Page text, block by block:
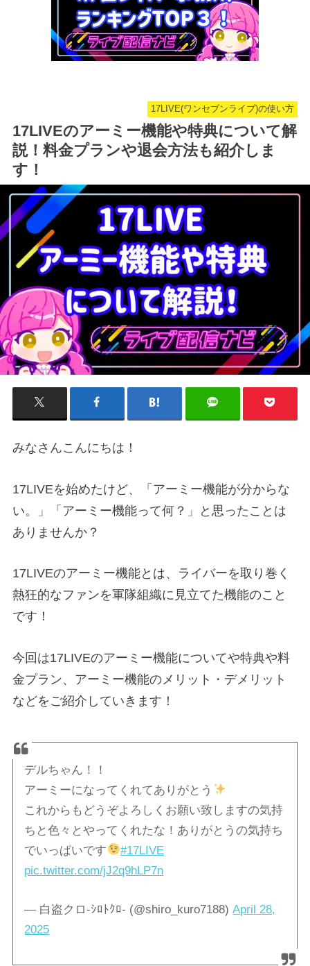
17LIVE(ワンセブンライブ)の使い方
17LIVEのアーミー機能や特典について解
説！料金プランや退会方法も紹介しま
す！
みなさんこんにちは！
17LIVEを始めたけど、「アーミー機能が分からな
い。」「アーミー機能って何？」と思ったことは
ありませんか？
17LIVEのアーミー機能とは、ライバーを取り巻く
熱狂的なファンを軍隊組織に見立てた機能のこと
です！
今回は17LIVEのアーミー機能についてや特典や料
金プラン、アーミー機能のメリット・デメリット
などをご紹介していきます！
デルちゃん！！
アーミーになってくれてありがとう
これからもどうぞよろしくお願い致しますの気持
ちと色々とやってくれたな！ありがとうの気持ち
でいっぱいです
#17LIVE
pic.twitter.com/jJ2q9hLP7n
— 白盗クロ-ｼﾛﾄｸﾛ- (@shiro_kuro7188)April 28,
2025